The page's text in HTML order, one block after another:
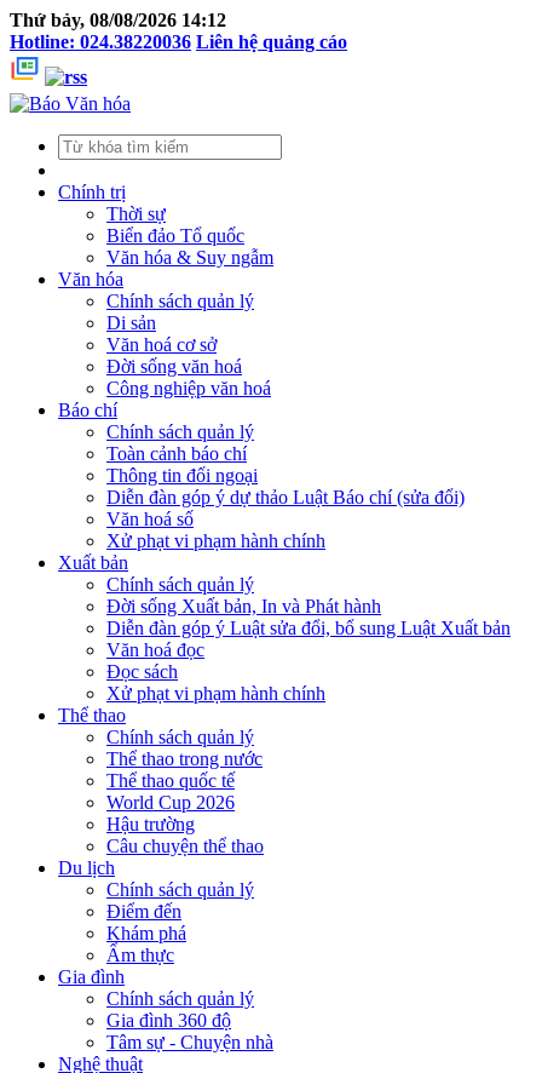
Thứ bảy, 08/08/2026 14:12
Hotline: 024.38220036 Liên hệ quảng cáo
Chính trị
Thời sự
Biển đảo Tổ quốc
Văn hóa & Suy ngẫm
Văn hóa
Chính sách quản lý
Di sản
Văn hoá cơ sở
Đời sống văn hoá
Công nghiệp văn hoá
Báo chí
Chính sách quản lý
Toàn cảnh báo chí
Thông tin đối ngoại
Diễn đàn góp ý dự thảo Luật Báo chí (sửa đổi)
Văn hoá số
Xử phạt vi phạm hành chính
Xuất bản
Chính sách quản lý
Đời sống Xuất bản, In và Phát hành
Diễn đàn góp ý Luật sửa đổi, bổ sung Luật Xuất bản
Văn hoá đọc
Đọc sách
Xử phạt vi phạm hành chính
Thể thao
Chính sách quản lý
Thể thao trong nước
Thể thao quốc tế
World Cup 2026
Hậu trường
Câu chuyện thể thao
Du lịch
Chính sách quản lý
Điểm đến
Khám phá
Ẩm thực
Gia đình
Chính sách quản lý
Gia đình 360 độ
Tâm sự - Chuyện nhà
Nghệ thuật